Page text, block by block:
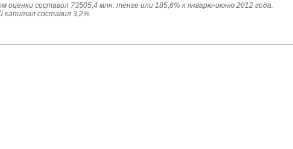
оценки составил 73505,4 млн. тенге или 185,6% к январю-июню 2012 года.
капитал составил 3,2%.